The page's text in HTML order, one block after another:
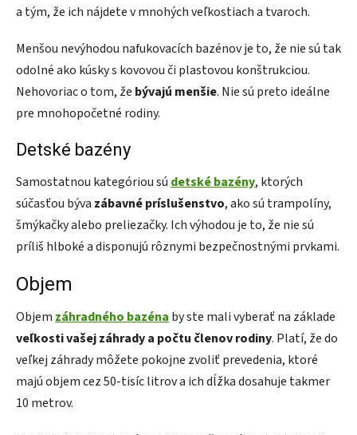
a tým, že ich nájdete v mnohých veľkostiach a tvaroch.
Menšou nevýhodou nafukovacích bazénov je to, že nie sú tak
odolné ako kúsky s kovovou či plastovou konštrukciou.
Nehovoriac o tom, že bývajú menšie. Nie sú preto ideálne
pre mnohopočetné rodiny.
Detské bazény
Samostatnou kategóriou sú detské bazény, ktorých
súčasťou býva zábavné príslušenstvo, ako sú trampolíny,
šmýkačky alebo preliezačky. Ich výhodou je to, že nie sú
príliš hlboké a disponujú rôznymi bezpečnostnými prvkami.
Objem
Objem záhradného bazéna by ste mali vyberať na základe
veľkosti vašej záhrady a počtu členov rodiny. Platí, že do
veľkej záhrady môžete pokojne zvoliť prevedenia, ktoré
majú objem cez 50-tisíc litrov a ich dĺžka dosahuje takmer
10 metrov.